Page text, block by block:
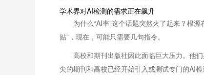
学术界对AI检测的需求正在飙升
为什么“AI率”这个话题突然火了起来？根
贴”，现在，可能只需要几句指令。
高校和期刊出版社因此面临巨大压力。他
尖的期刊和高校已经开始引入或测试专门的AI